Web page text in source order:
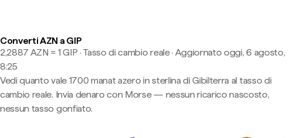
Converti AZN a GIP
2,2887 AZN ≈ 1 GIP · Tasso di cambio reale· Aggiornato oggi, 6 agosto,
8:25
Vedi quanto vale 1700 manat azero in sterlina di Gibilterra al tasso di
cambio reale. Invia denaro con Morse — nessun ricarico nascosto,
nessun tasso gonfiato.